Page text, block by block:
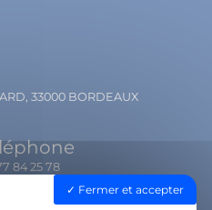
33000 BORDEAUX
84 25 78
Fermer et accepter